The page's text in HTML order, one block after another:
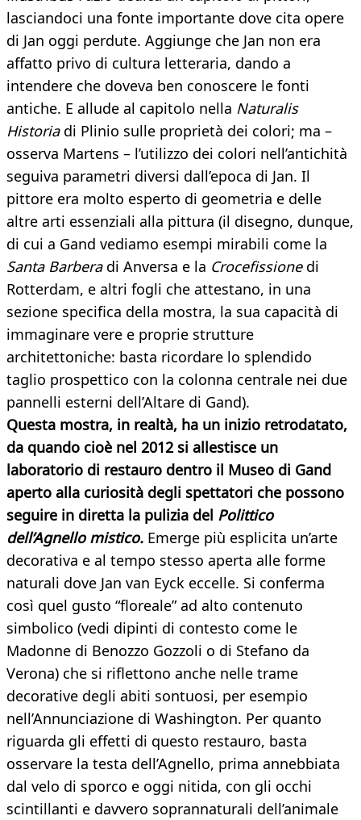
lasciandoci una fonte importante dove cita opere
di Jan oggi perdute. Aggiunge che Jan non era
affatto privo di cultura letteraria, dando a
intendere che doveva ben conoscere le fonti
antiche. E allude al capitolo nella Naturalis
Historiadi Plinio sulle proprietà dei colori; ma –
osserva Martens – l’utilizzo dei colori nell’antichità
seguiva parametri diversi dall’epoca di Jan. Il
pittore era molto esperto di geometria e delle
altre arti essenziali alla pittura (il disegno, dunque,
di cui a Gand vediamo esempi mirabili come la
Santa Barberadi Anversa e la Crocefissionedi
Rotterdam, e altri fogli che attestano, in una
sezione specifica della mostra, la sua capacità di
immaginare vere e proprie strutture
architettoniche: basta ricordare lo splendido
taglio prospettico con la colonna centrale nei due
pannelli esterni dell’Altare di Gand).
Questa mostra, in realtà, ha un inizio retrodatato,
da quando cioè nel 2012 si allestisce un
laboratorio di restauro dentro il Museo di Gand
aperto alla curiosità degli spettatori che possono
seguire in diretta la pulizia del Polittico
dell’Agnello mistico. Emerge più esplicita un’arte
decorativa e al tempo stesso aperta alle forme
naturali dove Jan van Eyck eccelle. Si conferma
così quel gusto “floreale” ad alto contenuto
simbolico (vedi dipinti di contesto come le
Madonne di Benozzo Gozzoli o di Stefano da
Verona) che si riflettono anche nelle trame
decorative degli abiti sontuosi, per esempio
nell’Annunciazione di Washington. Per quanto
riguarda gli effetti di questo restauro, basta
osservare la testa dell’Agnello, prima annebbiata
dal velo di sporco e oggi nitida, con gli occhi
scintillanti e davvero soprannaturali dell’animale